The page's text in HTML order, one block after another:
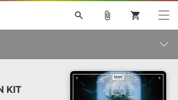
search
巡音ルカ V4X
MEIKO V3
SPITFIRE AUDIO
attach_file shopping_cart
KIT